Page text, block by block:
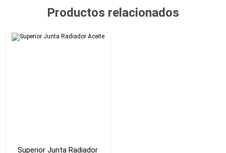
Productos relacionados
Superior Junta Radiador